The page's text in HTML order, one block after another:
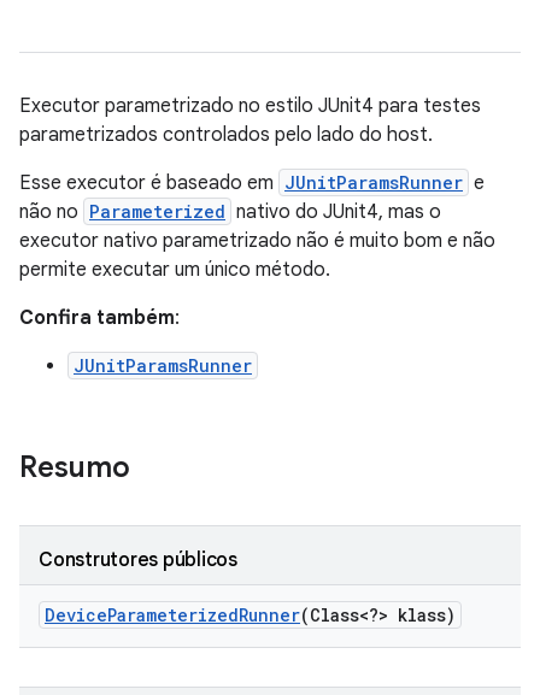
Executor parametrizado no estilo JUnit4 para testes
parametrizados controlados pelo lado do host.
Esse executor é baseado em JUnitParamsRunner e
não no Parameterized nativo do JUnit4, mas o
executor nativo parametrizado não é muito bom e não
permite executar um único método.
Confira também:
JUnitParamsRunner
Resumo
Construtores públicos
DeviceParameterizedRunner(Class<?> klass)